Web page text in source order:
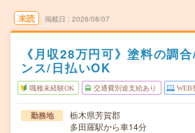
未読 掲載日 2026/08/07
《月収28万円可》塗料の調
ンス/日払いOK
職種未経験OK 交通費別途支給あり WEB
勤務地
栃木県芳賀郡
多田羅駅から車14分